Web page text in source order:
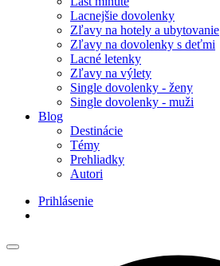
Lacnejšie dovolenky
Zľavy na hotely a ubytovanie
Zľavy na dovolenky s deťmi
Lacné letenky
Zľavy na výlety
Single dovolenky - ženy
Single dovolenky - muži
Blog
Destinácie
Témy
Prehliadky
Autori
Prihlásenie